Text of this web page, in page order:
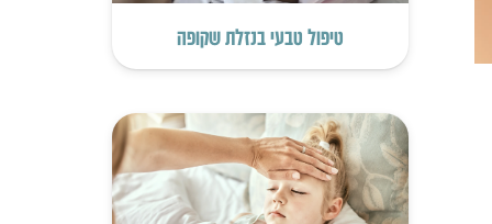
טיפול טבעי בנזלת שקופה